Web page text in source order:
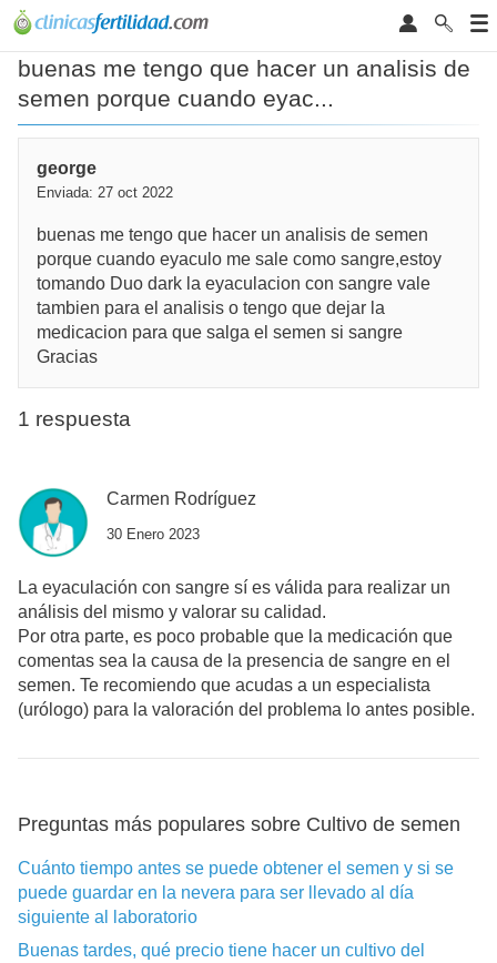
buenas me tengo que hacer un analisis de
semen porque cuando eyac...
george
Enviada: 27 oct 2022
buenas me tengo que hacer un analisis de semen
porque cuando eyaculo me sale como sangre,estoy
tomando Duo dark la eyaculacion con sangre vale
tambien para el analisis o tengo que dejar la
medicacion para que salga el semen si sangre
Gracias
1 respuesta
Carmen Rodríguez
30 Enero 2023
La eyaculación con sangre sí es válida para realizar un
análisis del mismo y valorar su calidad.
Por otra parte, es poco probable que la medicación que
comentas sea la causa de la presencia de sangre en el
semen. Te recomiendo que acudas a un especialista
(urólogo) para la valoración del problema lo antes posible.
Preguntas más populares sobre Cultivo de semen
Cuánto tiempo antes se puede obtener el semen y si se
puede guardar en la nevera para ser llevado al día
siguiente al laboratorio
Buenas tardes, qué precio tiene hacer un cultivo del